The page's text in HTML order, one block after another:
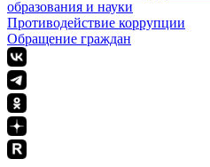
образования и науки
Противодействие коррупции
Обращение граждан